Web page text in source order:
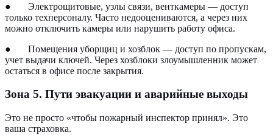
● Электрощитовые, узлы связи, венткамеры — доступ
только техперсоналу. Часто недооцениваются, а через них
можно отключить камеры или нарушить работу офиса.
● Помещения уборщиц и хозблок — доступ по пропускам,
учет выдачи ключей. Через хозблоки злоумышленник может
остаться в офисе после закрытия.
Зона 5. Пути эвакуации и аварийные выходы
Это не просто «чтобы пожарный инспектор принял». Это
ваша страховка.